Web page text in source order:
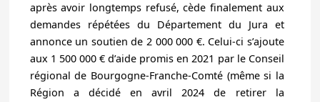
après avoir longtemps refusé, cède finalement aux
demandes répétées du Département du Jura et
annonce un soutien de 2 000 000 €. Celui-ci s’ajoute
aux 1 500 000 € d’aide promis en 2021 par le Conseil
régional de Bourgogne-Franche-Comté (même si la
Région a décidé en avril 2024 de retirer la